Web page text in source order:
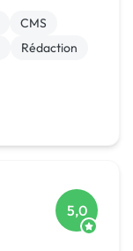
CMS
Rédaction
5,0